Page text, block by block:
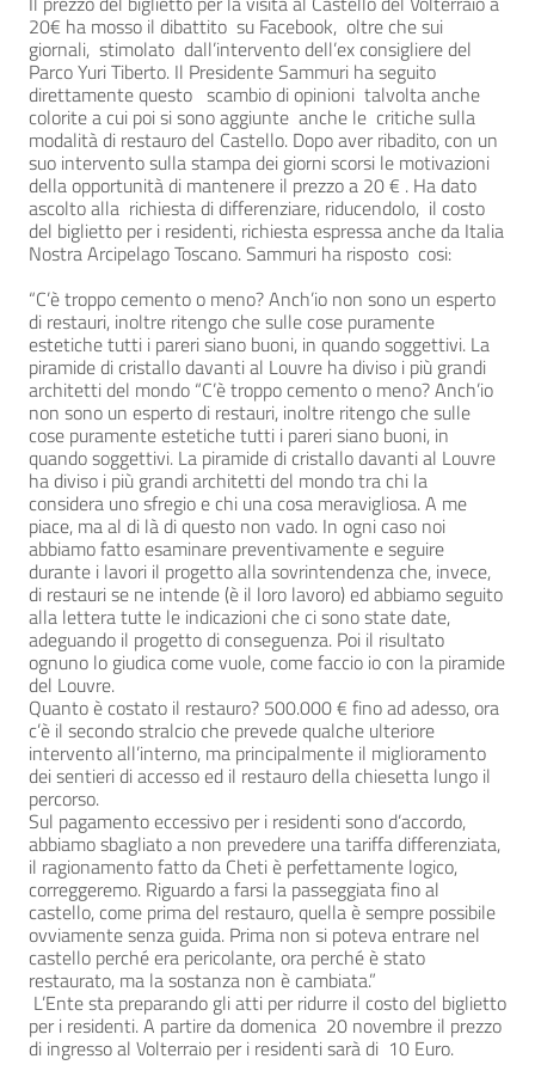
20€ ha mosso il dibattito su Facebook, oltre che sui
giornali, stimolato dall’intervento dell’ex consigliere del
Parco Yuri Tiberto. Il Presidente Sammuri ha seguito
direttamente questo scambio di opinioni talvolta anche
colorite a cui poi si sono aggiunte anche le critiche sulla
modalità di restauro del Castello. Dopo aver ribadito, con un
suo intervento sulla stampa dei giorni scorsi le motivazioni
della opportunità di mantenere il prezzo a 20 € . Ha dato
ascolto alla richiesta di differenziare, riducendolo, il costo
del biglietto per i residenti, richiesta espressa anche da Italia
Nostra Arcipelago Toscano. Sammuri ha risposto cosi:
“C’è troppo cemento o meno? Anch’io non sono un esperto
di restauri, inoltre ritengo che sulle cose puramente
estetiche tutti i pareri siano buoni, in quando soggettivi. La
piramide di cristallo davanti al Louvre ha diviso i più grandi
architetti del mondo “C’è troppo cemento o meno? Anch’io
non sono un esperto di restauri, inoltre ritengo che sulle
cose puramente estetiche tutti i pareri siano buoni, in
quando soggettivi. La piramide di cristallo davanti al Louvre
ha diviso i più grandi architetti del mondo tra chi la
considera uno sfregio e chi una cosa meravigliosa. A me
piace, ma al di là di questo non vado. In ogni caso noi
abbiamo fatto esaminare preventivamente e seguire
durante i lavori il progetto alla sovrintendenza che, invece,
di restauri se ne intende (è il loro lavoro) ed abbiamo seguito
alla lettera tutte le indicazioni che ci sono state date,
adeguando il progetto di conseguenza. Poi il risultato
ognuno lo giudica come vuole, come faccio io con la piramide
del Louvre.
Quanto è costato il restauro? 500.000 € fino ad adesso, ora
c’è il secondo stralcio che prevede qualche ulteriore
intervento all’interno, ma principalmente il miglioramento
dei sentieri di accesso ed il restauro della chiesetta lungo il
percorso.
Sul pagamento eccessivo per i residenti sono d’accordo,
abbiamo sbagliato a non prevedere una tariffa differenziata,
il ragionamento fatto da Cheti è perfettamente logico,
correggeremo. Riguardo a farsi la passeggiata fino al
castello, come prima del restauro, quella è sempre possibile
ovviamente senza guida. Prima non si poteva entrare nel
castello perché era pericolante, ora perché è stato
restaurato, ma la sostanza non è cambiata.”
L’Ente sta preparando gli atti per ridurre il costo del biglietto
per i residenti. A partire da domenica 20 novembre il prezzo
di ingresso al Volterraio per i residenti sarà di 10 Euro.